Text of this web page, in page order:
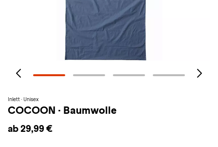
Inlett · Unisex
COCOON · Baumwolle
ab 29,99 €